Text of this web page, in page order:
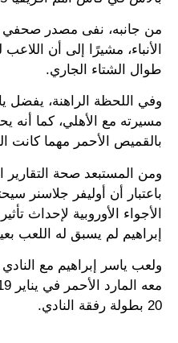
من جانبه، نفى مصدر صحفي
الأنباء، مشيرًا إلى أن
طوال الشتاء الجاري.
وفي اللحظة الراهنة، يفضل
مسيرته مع الأهلي، كما أنه
بالقميص الأحمر مهما كانت
ومن المستبعد صحة التقارير
باعتبار أن أوليفر جلاسنر
الأجواء الأوروبية لإحداث
إبراهيم لم يسبق له اللعب
ولعب ياسر إبراهيم مع
20 بطولة رفقة النادي.